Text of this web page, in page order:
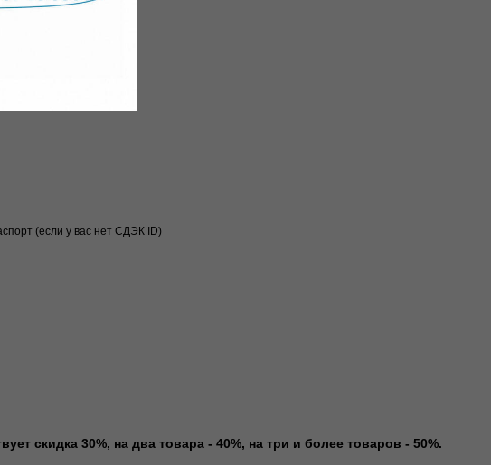
(если у вас нет СДЭК ID)
скидка 30%, на два товара - 40%, на три и более товаров - 50%.